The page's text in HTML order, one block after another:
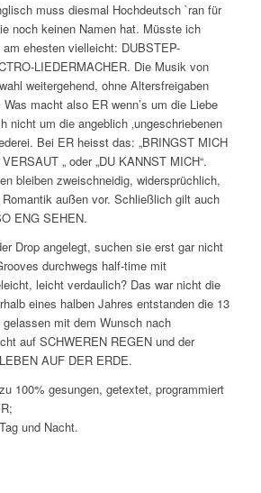
muss diesmal Hochdeutsch `ran für
noch keinen Namen hat. Müsste ich
ehesten vielleicht: DUBSTEP-
LIEDERMACHER. Die Musik von
weitergehend, ohne Altersfreigaben
macht also ER wenn’s um die Liebe
nicht um die angeblich ‚ungeschriebenen
Bei ER heisst das: „BRINGST MICH
„ oder „DU KANNST MICH“.
bleiben zweischneidig, widersprüchlich,
außen vor. Schließlich gilt auch
ENG SEHEN.
Drop angelegt, suchen sie erst gar nicht
durchwegs half-time mit
leicht verdaulich? Das war nicht die
eines halben Jahres entstanden die 13
mit dem Wunsch nach
auf SCHWEREN REGEN und der
AUF DER ERDE.
100% gesungen, getextet, programmiert
und Nacht.